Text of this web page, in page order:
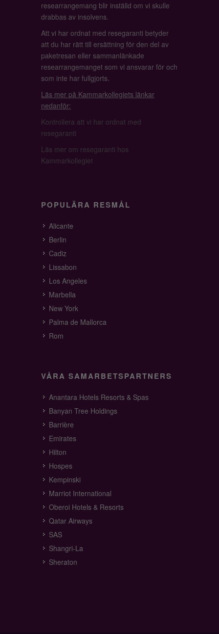
researrangemang blir inställd om vi skulle
drabbas av insolvens.
Att vi har ordnat med resegaranti betyder
att du har rätt till ersättning för den del av
paketresan eller sammanlänkade
researrangemanget som vi ansvarar för och
som inte har fullgjorts.
Läs mer på Kammarkollegiets länkar
nedanför:
Kontrollera att vi har ordnat med
resegaranti
Läs mer om resegaranti hos
Kammarkollegiet
POPULÄRA RESMÅL
Alicante
Berlin
Cadiz
Lissabon
Los Angeles
Marbella
New York
Palma de Mallorca
Rom
VÅRA SAMARBETSPARTNERS
Anantara Hotels Resorts & Spas
Banyan Tree Holdings
Barrière
Emirates
Hilton
Hospes
Kempinski
Marriot International
Oberoi Hotels & Resorts
Qatar Airways
SAS
Shangri-La
Sheraton